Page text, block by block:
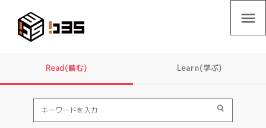
menu
Read(読む) Learn(学ぶ)